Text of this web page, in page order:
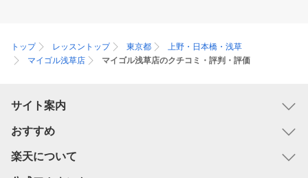
トップ レッスントップ 東京都
上野・日本橋・浅草
マイゴル浅草店
マイゴル浅草店のクチコミ・評判・評価
サイト案内
おすすめ
楽天について